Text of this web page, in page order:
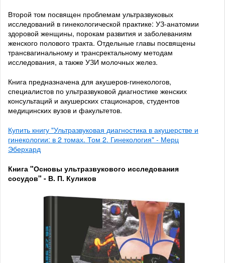
Второй том посвящен проблемам ультразвуковых
исследований в гинекологической практике: УЗ-анатомии
здоровой женщины, порокам развития и заболеваниям
женского полового тракта. Отдельные главы посвящены
трансвагинальному и трансректальному методам
исследования, а также УЗИ молочных желез.
Книга предназначена для акушеров-гинекологов,
специалистов по ультразвуковой диагностике женских
консультаций и акушерских стационаров, студентов
медицинских вузов и факультетов.
Купить книгу "Ультразвуковая диагностика в акушерстве и
гинекологии: в 2 томах. Том 2. Гинекология" - Мерц
Эберхард
Книга "Основы ультразвукового исследования
сосудов" - В. П. Куликов